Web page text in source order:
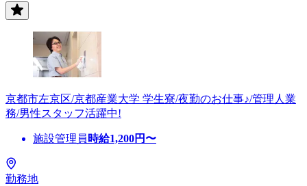
京都市左京区/京都産業大学 学生寮/夜勤のお仕事♪/管理人業
務/男性スタッフ活躍中!
施設管理員 時給1,200円〜
勤務地